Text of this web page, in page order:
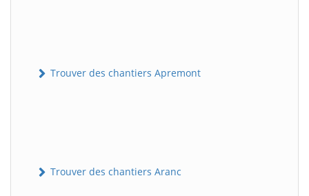
Trouver des chantiers Apremont
Trouver des chantiers Aranc